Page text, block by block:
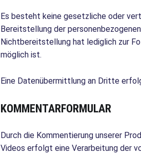
Es besteht keine gesetzliche oder
Bereitstellung der
Nichtbereitstellung hat lediglich zur
möglich ist.
Eine Datenübermittlung an Dritte
KOMMENTARFORMULAR
Durch die Kommentierung unserer
Videos erfolgt eine Verarbeitung der